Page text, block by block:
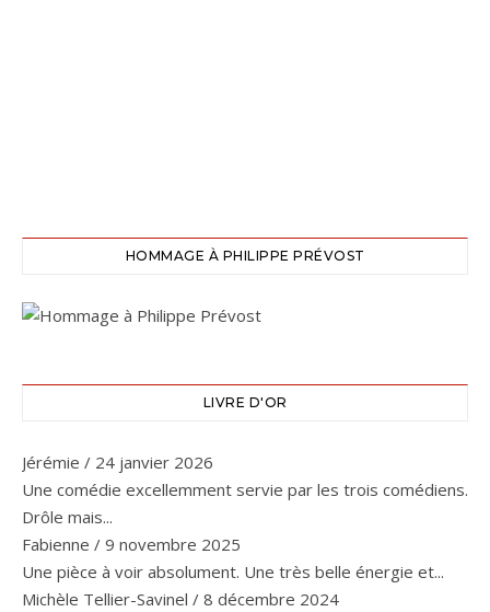
HOMMAGE À PHILIPPE PRÉVOST
LIVRE D'OR
Jérémie / 24 janvier 2026
Une comédie excellemment servie par les trois comédiens.
Drôle mais...
Fabienne / 9 novembre 2025
Une pièce à voir absolument. Une très belle énergie et...
Michèle Tellier-Savinel / 8 décembre 2024